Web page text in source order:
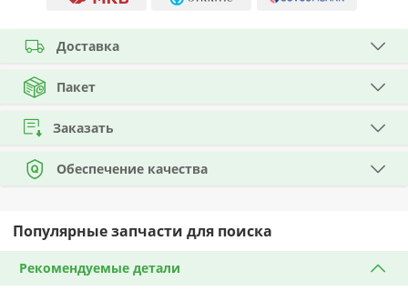
Доставка
Пакет
Заказать
Обеспечение качества
Популярные запчасти для поиска
Рекомендуемые детали